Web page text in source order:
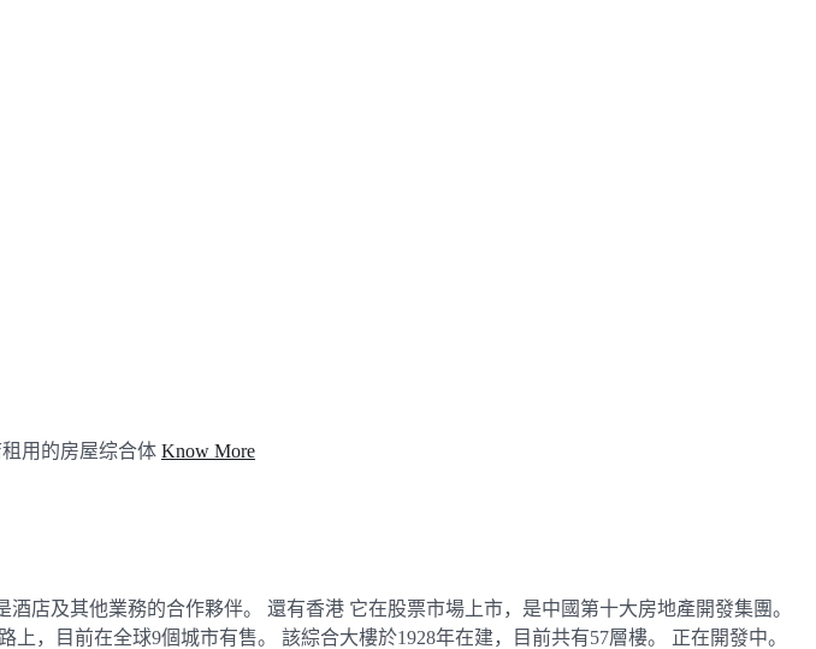
用的房屋综合体 Know More
店及其他業務的合作夥伴。 還有香港 它在股票市場上市，是中國第十大房地產開發集團。
，目前在全球9個城市有售。 該綜合大樓於1928年在建，目前共有57層樓。 正在開發中。